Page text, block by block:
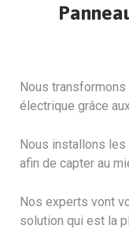
Nous
électrique grâce
Nous installons
afin de capter au
Nos experts vont
solution qui est la